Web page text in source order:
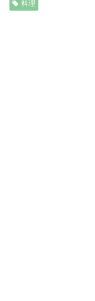
料理